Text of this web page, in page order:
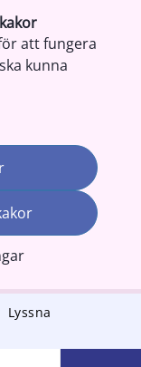
att fungera
kunna
Lyssna